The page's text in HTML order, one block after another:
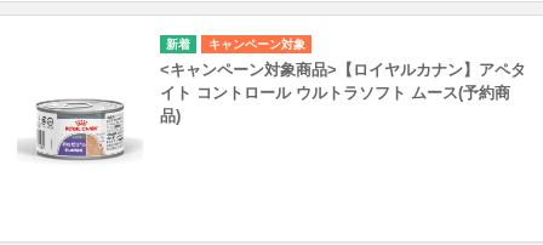
キャンペーン対象
<キャンペーン対象商品>【ロイヤルカナン】アペタ
イト コントロール ウルトラソフト ムース(予約商
品)